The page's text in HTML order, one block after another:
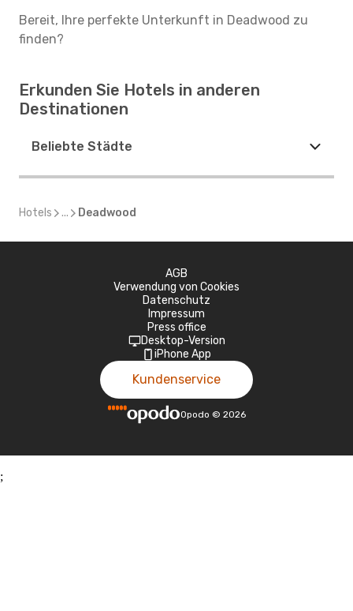
Bereit, Ihre perfekte Unterkunft in Deadwood zu
finden?
Erkunden Sie Hotels in anderen
Destinationen
Beliebte Städte
Hotels ... Deadwood
AGB
Verwendung von Cookies
Datenschutz
Impressum
Press office
Desktop-Version
iPhone App
Kundenservice
Opodo © 2026
;